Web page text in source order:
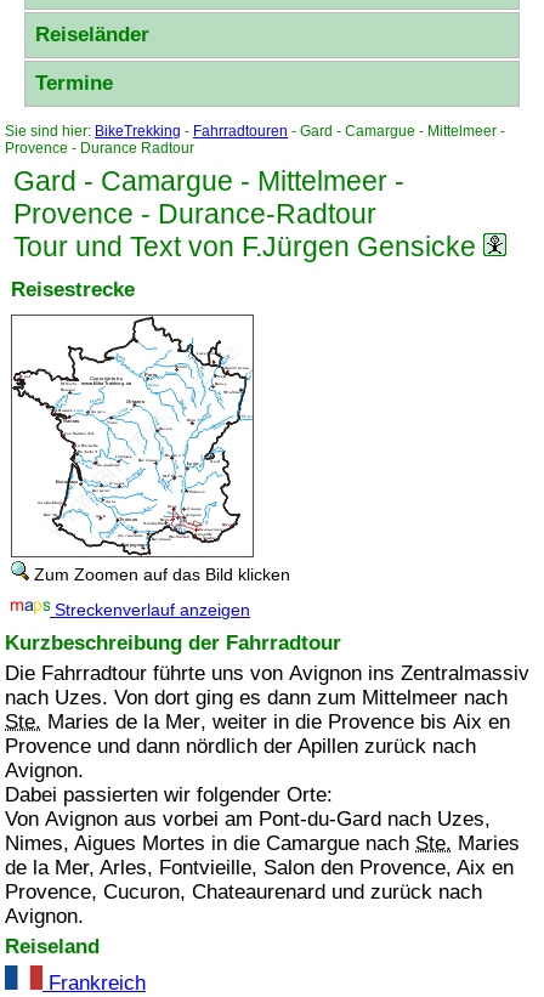
Reiseländer
Termine
Sie sind hier: BikeTrekking - Fahrradtouren - Gard - Camargue - Mittelmeer -
Provence - Durance Radtour
Gard - Camargue - Mittelmeer -
Provence - Durance-Radtour
Tour und Text von F.Jürgen Gensicke
Reisestrecke
Zum Zoomen auf das Bild klicken
Streckenverlauf anzeigen
Kurzbeschreibung der Fahrradtour
Die Fahrradtour führte uns von Avignon ins Zentralmassiv
nach Uzes. Von dort ging es dann zum Mittelmeer nach
Ste. Maries de la Mer, weiter in die Provence bis Aix en
Provence und dann nördlich der Apillen zurück nach
Avignon.
Dabei passierten wir folgender Orte:
Von Avignon aus vorbei am Pont-du-Gard nach Uzes,
Nimes, Aigues Mortes in die Camargue nach Ste. Maries
de la Mer, Arles, Fontvieille, Salon den Provence, Aix en
Provence, Cucuron, Chateaurenard und zurück nach
Avignon.
Reiseland
Frankreich